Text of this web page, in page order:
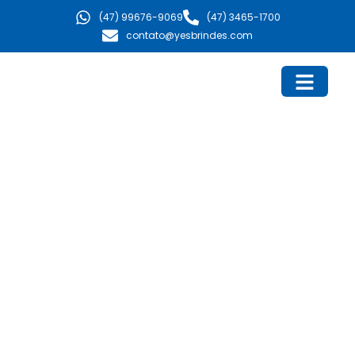
(47) 99676-9069
(47) 3465-1700
contato@yesbrindes.com